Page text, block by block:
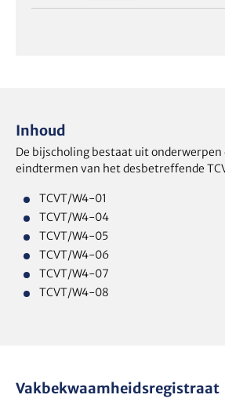
Inhoud
De bijscholing bestaat uit onderwerpen
eindtermen van het desbetreffende
TCVT/W4-01
TCVT/W4-04
TCVT/W4-05
TCVT/W4-06
TCVT/W4-07
TCVT/W4-08
Vakbekwaamheidsregistraat